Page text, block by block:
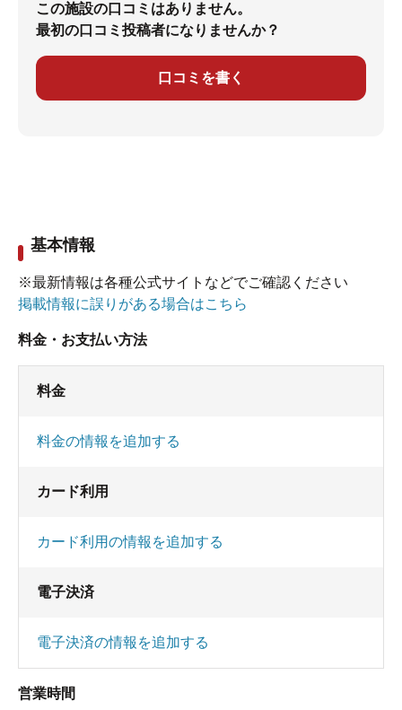
この施設の口コミはありません。
最初の口コミ投稿者になりませんか？
口コミを書く
基本情報
※最新情報は各種公式サイトなどでご確認ください
掲載情報に誤りがある場合はこちら
料金・お支払い方法
料金
料金の情報を追加する
カード利用
カード利用の情報を追加する
電子決済
電子決済の情報を追加する
営業時間